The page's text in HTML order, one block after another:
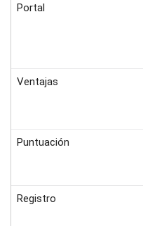
Portal
Ventajas
Puntuación
Registro